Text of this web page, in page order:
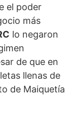
el poder
más
lo negaron
de que en
llenas de
de Maiquetía